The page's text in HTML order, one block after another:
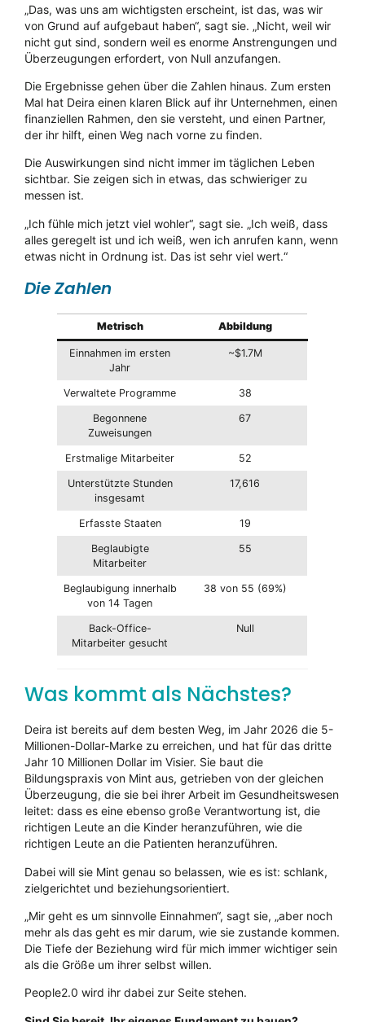
„Das, was uns am wichtigsten erscheint, ist das, was wir
von Grund auf aufgebaut haben“, sagt sie. „Nicht, weil wir
nicht gut sind, sondern weil es enorme Anstrengungen und
Überzeugungen erfordert, von Null anzufangen.
Die Ergebnisse gehen über die Zahlen hinaus. Zum ersten
Mal hat Deira einen klaren Blick auf ihr Unternehmen, einen
finanziellen Rahmen, den sie versteht, und einen Partner,
der ihr hilft, einen Weg nach vorne zu finden.
Die Auswirkungen sind nicht immer im täglichen Leben
sichtbar. Sie zeigen sich in etwas, das schwieriger zu
messen ist.
„Ich fühle mich jetzt viel wohler“, sagt sie. „Ich weiß, dass
alles geregelt ist und ich weiß, wen ich anrufen kann, wenn
etwas nicht in Ordnung ist. Das ist sehr viel wert.“
Die Zahlen
Metrisch Abbildung
Einnahmen im ersten
Jahr
~$1.7M
Verwaltete Programme 38
Begonnene
Zuweisungen
67
Erstmalige Mitarbeiter 52
Unterstützte Stunden
insgesamt
17,616
Erfasste Staaten 19
Beglaubigte
Mitarbeiter
55
Beglaubigung innerhalb
von 14 Tagen
38 von 55 (69%)
Back-Office-
Mitarbeiter gesucht
Null
Was kommt als Nächstes?
Deira ist bereits auf dem besten Weg, im Jahr 2026 die 5-
Millionen-Dollar-Marke zu erreichen, und hat für das dritte
Jahr 10 Millionen Dollar im Visier. Sie baut die
Bildungspraxis von Mint aus, getrieben von der gleichen
Überzeugung, die sie bei ihrer Arbeit im Gesundheitswesen
leitet: dass es eine ebenso große Verantwortung ist, die
richtigen Leute an die Kinder heranzuführen, wie die
richtigen Leute an die Patienten heranzuführen.
Dabei will sie Mint genau so belassen, wie es ist: schlank,
zielgerichtet und beziehungsorientiert.
„Mir geht es um sinnvolle Einnahmen“, sagt sie, „aber noch
mehr als das geht es mir darum, wie sie zustande kommen.
Die Tiefe der Beziehung wird für mich immer wichtiger sein
als die Größe um ihrer selbst willen.
People2.0 wird ihr dabei zur Seite stehen.